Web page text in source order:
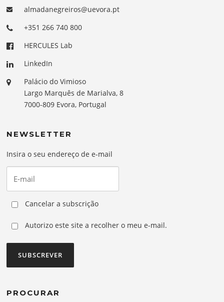
almadanegreiros@uevora.pt
+351 266 740 800
HERCULES Lab
LinkedIn
Palácio do Vimioso
Largo Marquês de Marialva, 8
7000-809 Evora, Portugal
NEWSLETTER
Insira o seu endereço de e-mail
Cancelar a subscrição
Autorizo este site a recolher o meu e-mail.
PROCURAR